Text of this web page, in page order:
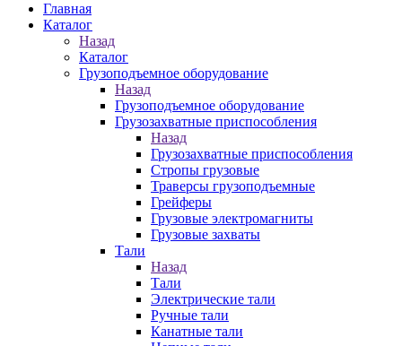
Главная
Каталог
Назад
Каталог
Грузоподъемное оборудование
Назад
Грузоподъемное оборудование
Грузозахватные приспособления
Назад
Грузозахватные приспособления
Стропы грузовые
Траверсы грузоподъемные
Грейферы
Грузовые электромагниты
Грузовые захваты
Тали
Назад
Тали
Электрические тали
Ручные тали
Канатные тали